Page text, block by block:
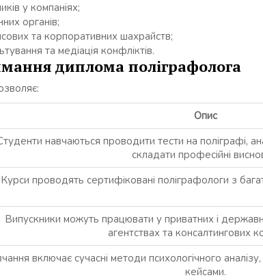
у компаніях;
органів;
та корпоративних шахрайств;
та медіація конфліктів.
диплома поліграфолога
Опис
навчаються проводити тести на поліграфі,
складати професійні
Курси проводять сертифіковані поліграфологи з
Випускники можуть працювати у приватних і
агентствах та консалтингових
включає сучасні методи психологічного
кейсами.